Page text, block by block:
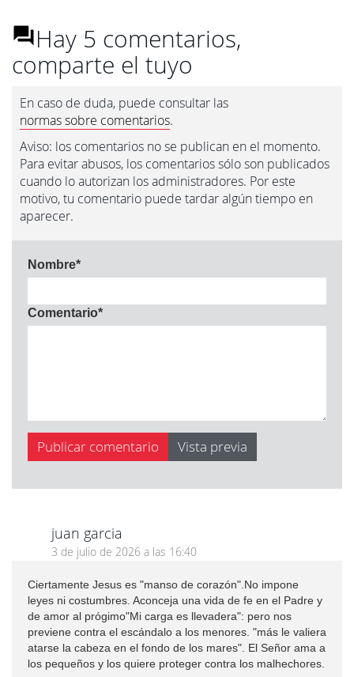
Hay 5 comentarios,
comparte el tuyo
En caso de duda, puede consultar las
normas sobre comentarios.
Aviso: los comentarios no se publican en el momento.
Para evitar abusos, los comentarios sólo son publicados
cuando lo autorizan los administradores. Por este
motivo, tu comentario puede tardar algún tiempo en
aparecer.
Nombre*
Comentario*
juan garcia
3 de julio de 2026 a las 16:40
Ciertamente Jesus es "manso de corazón".No impone
leyes ni costumbres. Aconceja una vida de fe en el Padre y
de amor al prógimo"Mi carga es llevadera": pero nos
previene contra el escándalo a los menores. "más le valiera
atarse la cabeza en el fondo de los mares". El Señor ama a
los pequeños y los quiere proteger contra los malhechores.